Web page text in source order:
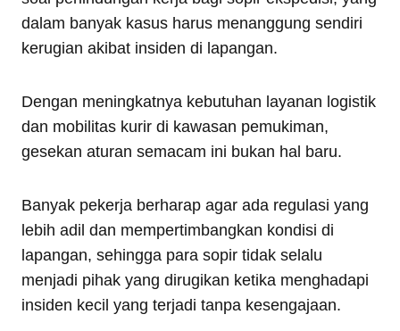
dalam banyak kasus harus menanggung sendiri
kerugian akibat insiden di lapangan.
Dengan meningkatnya kebutuhan layanan logistik
dan mobilitas kurir di kawasan pemukiman,
gesekan aturan semacam ini bukan hal baru.
Banyak pekerja berharap agar ada regulasi yang
lebih adil dan mempertimbangkan kondisi di
lapangan, sehingga para sopir tidak selalu
menjadi pihak yang dirugikan ketika menghadapi
insiden kecil yang terjadi tanpa kesengajaan.